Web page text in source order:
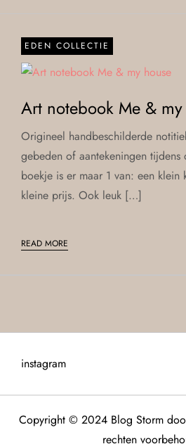
EDEN COLLECTIE
Art notebook Me &
Origineel handbeschilderde
gebeden of aantekeningen tijdens
boekje is er maar 1 van: een klein
kleine prijs. Ook leuk […]
READ MORE
instagram
Copyright © 2024 Blog Storm
rechten